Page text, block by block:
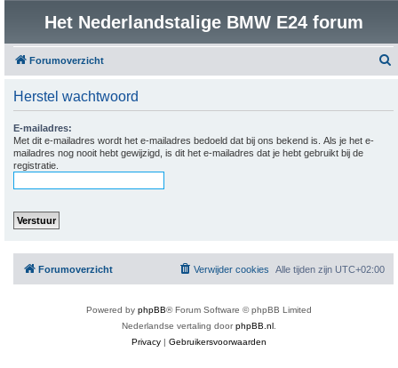
Het Nederlandstalige BMW E24 forum
Forumoverzicht
Herstel wachtwoord
E-mailadres:
Met dit e-mailadres wordt het e-mailadres bedoeld dat bij ons bekend is. Als je het e-
mailadres nog nooit hebt gewijzigd, is dit het e-mailadres dat je hebt gebruikt bij de
registratie.
Forumoverzicht Alle tijden zijn UTC+02:00
Verwijder cookies
Powered by phpBB® Forum Software © phpBB Limited
Nederlandse vertaling doorphpBB.nl
Privacy | Gebruikersvoorwaarden